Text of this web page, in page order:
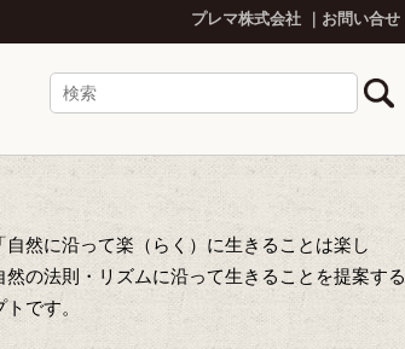
プレマ株式会社 お問い合せ
自然に沿って楽（らく）に生きることは楽し
の法則・リズムに沿って生きることを提案する
です。